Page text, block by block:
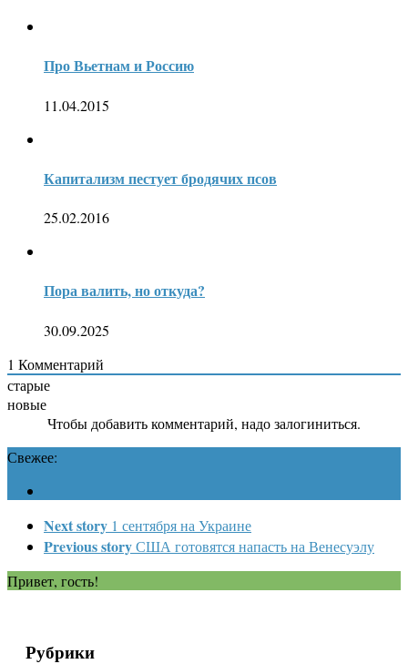
Про Вьетнам и Россию
11.04.2015
Капитализм пестует бродячих псов
25.02.2016
Пора валить, но откуда?
30.09.2025
1 Комментарий
старые
новые
Чтобы добавить комментарий, надо залогиниться.
Свежее:
Next story 1 сентября на Украине
Previous storyСША готовятся напасть на Венесуэлу
Привет, гость!
Рубрики